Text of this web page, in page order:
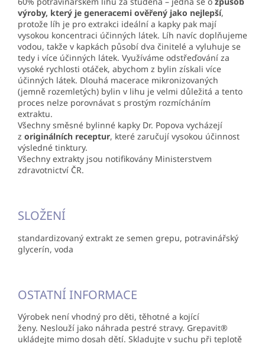
výroby, který je generacemi ověřený jako nejlepší,
protože líh je pro extrakci ideální a kapky pak mají
vysokou koncentraci účinných látek. Líh navíc doplňujeme
vodou, takže v kapkách působí dva činitelé a vyluhuje se
tedy i více účinných látek. Využíváme odstřeďování za
vysoké rychlosti otáček, abychom z bylin získali více
účinných látek. Dlouhá macerace mikronizovaných
(jemně rozemletých) bylin v lihu je velmi důležitá a tento
proces nelze porovnávat s prostým rozmícháním
extraktu.
Všechny směsné bylinné kapky Dr. Popova vycházejí
z originálních receptur, které zaručují vysokou účinnost
výsledné tinktury.
Všechny extrakty jsou notifikovány Ministerstvem
zdravotnictví ČR.
SLOŽENÍ
standardizovaný extrakt ze semen grepu, potravinářský
glycerín, voda
OSTATNÍ INFORMACE
Výrobek není vhodný pro děti, těhotné a kojící
ženy. Neslouží jako náhrada pestré stravy. Grepavit®
ukládejte mimo dosah dětí. Skladujte v suchu při teplotě